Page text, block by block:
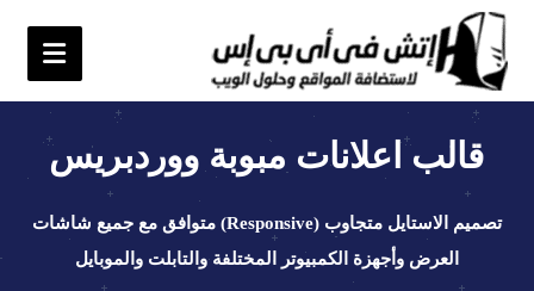
قالب اعلانات مبوبة ووردبريس
تصميم الاستايل متجاوب (Responsive) متوافق مع جميع شاشات
العرض وأجهزة الكمبيوتر المختلفة والتابلت والموبايل